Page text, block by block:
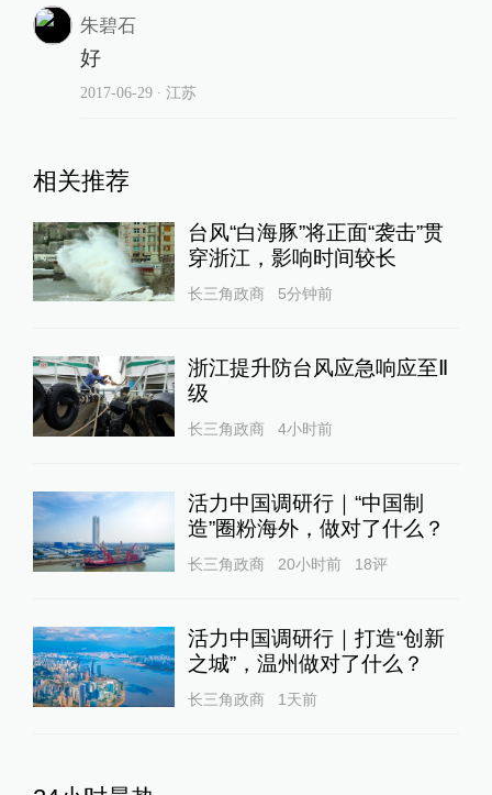
朱碧石
好
2017-06-29∙ 江苏
相关推荐
台风“白海豚”将正面“袭击”贯
穿浙江，影响时间较长
长三角政商 5分钟前
浙江提升防台风应急响应至Ⅱ
级
长三角政商 4小时前
活力中国调研行｜“中国制
造”圈粉海外，做对了什么？
长三角政商 20小时前 18评
活力中国调研行｜打造“创新
之城”，温州做对了什么？
长三角政商 1天前